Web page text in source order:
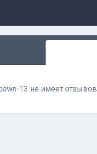
13 не имеет отзывов